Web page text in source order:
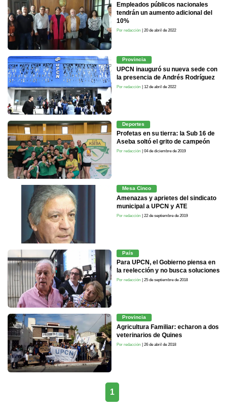
Empleados públicos nacionales
tendrán un aumento adicional del
10%
Por redacción | 20 de abril de 2022
Provincia
UPCN inauguró su nueva sede con
la presencia de Andrés Rodríguez
Por redacción | 12 de abril de 2022
Deportes
Profetas en su tierra: la Sub 16 de
Aseba soltó el grito de campeón
Por redacción | 04 de diciembre de 2019
Mesa Cinco
Amenazas y aprietes del sindicato
municipal a UPCN y ATE
Por redacción | 22 de septiembre de 2019
País
Para UPCN, el Gobierno piensa en
la reelección y no busca soluciones
Por redacción | 25 de septiembre de 2018
Provincia
Agricultura Familiar: echaron a dos
veterinarios de Quines
Por redacción | 26 de abril de 2018
1